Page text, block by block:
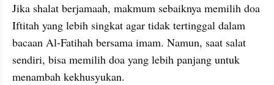
Jika shalat berjamaah, makmum sebaiknya memilih doa
Iftitah yang lebih singkat agar tidak tertinggal dalam
bacaan Al-Fatihah bersama imam. Namun, saat salat
sendiri, bisa memilih doa yang lebih panjang untuk
menambah kekhusyukan.